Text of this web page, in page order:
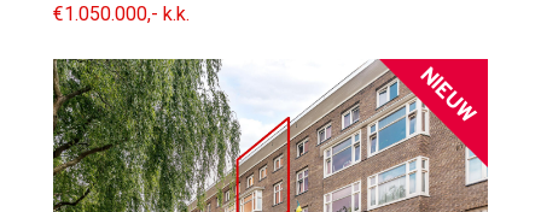
€1.050.000,- k.k.
NIEUW